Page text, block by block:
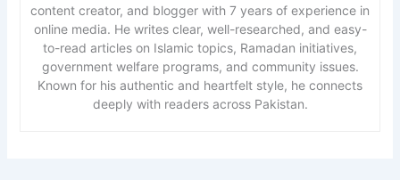
content creator, and blogger with 7 years of experience in
online media. He writes clear, well-researched, and easy-
to-read articles on Islamic topics, Ramadan initiatives,
government welfare programs, and community issues.
Known for his authentic and heartfelt style, he connects
deeply with readers across Pakistan.